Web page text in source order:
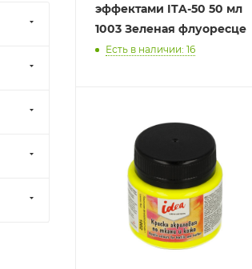
эффектами ITA-50 50 мл
1003 Зеленая флуоресце
Есть в наличии: 16